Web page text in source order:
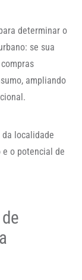
determinar o
se sua
ampliando
da localidade
o potencial de